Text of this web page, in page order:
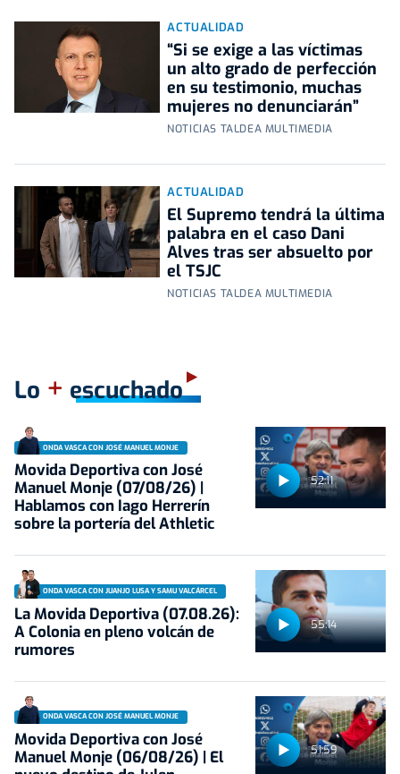
ACTUALIDAD
“Si se exige a las víctimas
un alto grado de perfección
en su testimonio, muchas
mujeres no denunciarán”
NOTICIAS TALDEA MULTIMEDIA
ACTUALIDAD
El Supremo tendrá la última
palabra en el caso Dani
Alves tras ser absuelto por
el TSJC
NOTICIAS TALDEA MULTIMEDIA
Lo + escuchado
52:11
ONDA VASCA CON JOSÉ MANUEL MONJE
Movida Deportiva con José
Manuel Monje (07/08/26) |
Hablamos con Iago Herrerín
sobre la portería del Athletic
55:14
ONDA VASCA CON JUANJO LUSA Y SAMU VALCÁRCEL
La Movida Deportiva (07.08.26):
A Colonia en pleno volcán de
rumores
51:59
ONDA VASCA CON JOSÉ MANUEL MONJE
Movida Deportiva con José
Manuel Monje (06/08/26) | El